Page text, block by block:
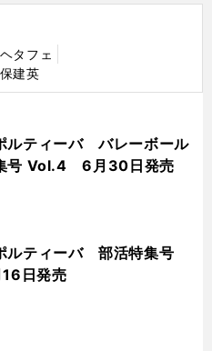
タフェ
建英
ルティーバ バレーボール
号 Vol.4 6月30日発売
ルティーバ 部活特集号
日発売